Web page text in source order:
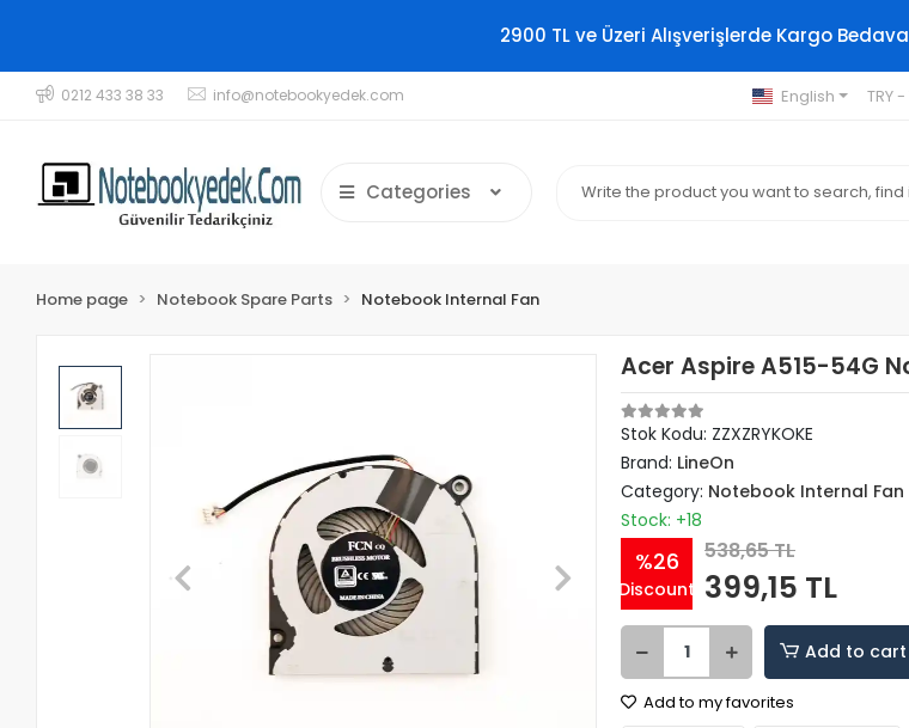
2900 TL ve Üzeri Alışverişlerde Kargo
0212 433 38 33 info@notebookyedek.com English TRY
Categories
Home page Notebook Spare Parts Notebook Internal Fan
Acer Aspire A515-54G
Stok Kodu: ZZXZRYKOKE
Brand: LineOn
Category: Notebook Internal Fan
Stock: +18
%26
Discount
538,65 TL
399,15 TL
Add to cart
Add to my favorites